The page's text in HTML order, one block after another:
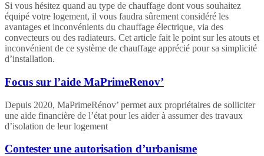
Si vous hésitez quand au type de chauffage dont vous souhaitez
équipé votre logement, il vous faudra sûrement considéré les
avantages et inconvénients du chauffage électrique, via des
convecteurs ou des radiateurs. Cet article fait le point sur les atouts et
inconvénient de ce système de chauffage apprécié pour sa simplicité
d’installation.
Focus sur l’aide MaPrimeRenov’
Depuis 2020, MaPrimeRénov’ permet aux propriétaires de solliciter
une aide financière de l’état pour les aider à assumer des travaux
d’isolation de leur logement
Contester une autorisation d’urbanisme